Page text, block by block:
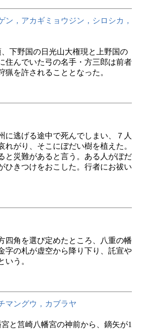
，アカギミョウジン，シロシカ，
下野国の日光山大権現と上野国の
住んでいた弓の名手・方三郎は前者
を許されることとなった。
に逃げる途中で死んでしまい、７人
がり、そこにぼだい樹を植えた。
と災難があると言う。ある人がぼだ
ひきつけをおこした。行者にお祓い
四角を選び定めたところ、八重の幡
字の札が虚空から降り下り、託宣や
いう。
マングウ，カブラヤ
と筥崎八幡宮の神前から、鏑矢が1